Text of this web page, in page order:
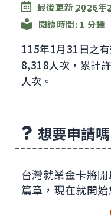
最後更新 2026年
閱讀時間: 1 分鍾
115年1月31日之
8,318人次，累計
人次。
想要申請嗎
台灣就業金卡將
篇章，現在就開始